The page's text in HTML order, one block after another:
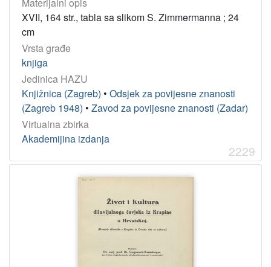
XVII, 164 str., tabla sa slikom S. Zimmermanna ; 24
cm
Vrsta građe
knjiga
Jedinica HAZU
Knjižnica (Zagreb) • Odsjek za povijesne znanosti
(Zagreb 1948) • Zavod za povijesne znanosti (Zadar)
Virtualna zbirka
Akademijina izdanja
2229